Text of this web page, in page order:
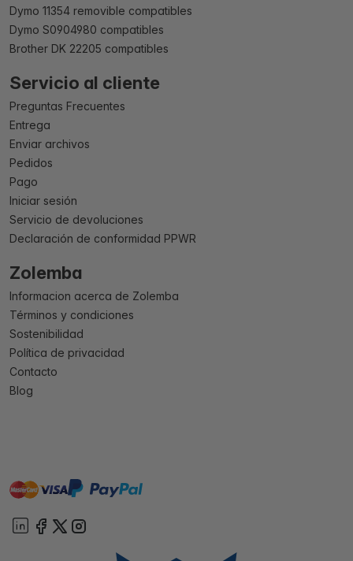
Dymo 11354 removible compatibles
Dymo S0904980 compatibles
Brother DK 22205 compatibles
Servicio al cliente
Preguntas Frecuentes
Entrega
Enviar archivos
Pedidos
Pago
Iniciar sesión
Servicio de devoluciones
Declaración de conformidad PPWR
Zolemba
Informacion acerca de Zolemba
Términos y condiciones
Sostenibilidad
Política de privacidad
Contacto
Blog
mastervisa paypal